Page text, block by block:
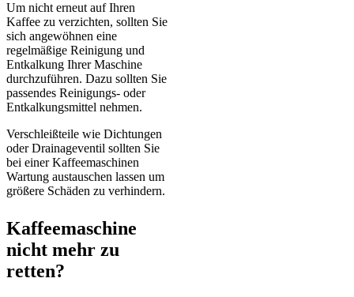
Um nicht erneut auf Ihren
Kaffee zu verzichten, sollten Sie
sich angewöhnen eine
regelmäßige Reinigung und
Entkalkung Ihrer Maschine
durchzuführen. Dazu sollten Sie
passendes Reinigungs- oder
Entkalkungsmittel nehmen.
Verschleißteile wie Dichtungen
oder Drainageventil sollten Sie
bei einer Kaffeemaschinen
Wartung austauschen lassen um
größere Schäden zu verhindern.
Kaffeemaschine
nicht mehr zu
retten?